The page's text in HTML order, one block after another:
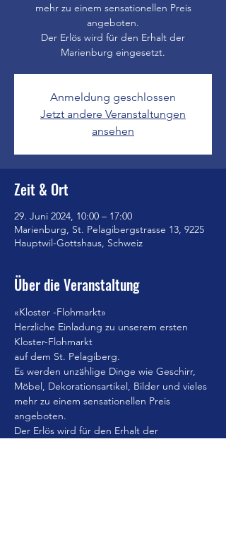
mehr zu einem sensationellen Preis
angeboten.
Der Erlös wird für den Erhalt der
Anmeldung geschlossen
Jetzt andere Veranstaltungen
ansehen
Zeit & Ort
29. Juni 2024, 10:00 – 17:00
Marienburg, St. Pelagibergstrasse 13, 9225
Hauptwil-Gottshaus, Schweiz
Über die Veranstaltung
«Kloster -Flohmarkt»
Herzliche Einladung zu unserem ersten
Kloster-Flohmarkt
auf dem St. Pelagiberg.
Es werden unzählige Dinge wie Geschirr,
Möbel, Dekorationsartikel, Bilder und vieles
mehr zu einem sensationellen Preis
angeboten.
Der Erlös wird für den Erhalt der